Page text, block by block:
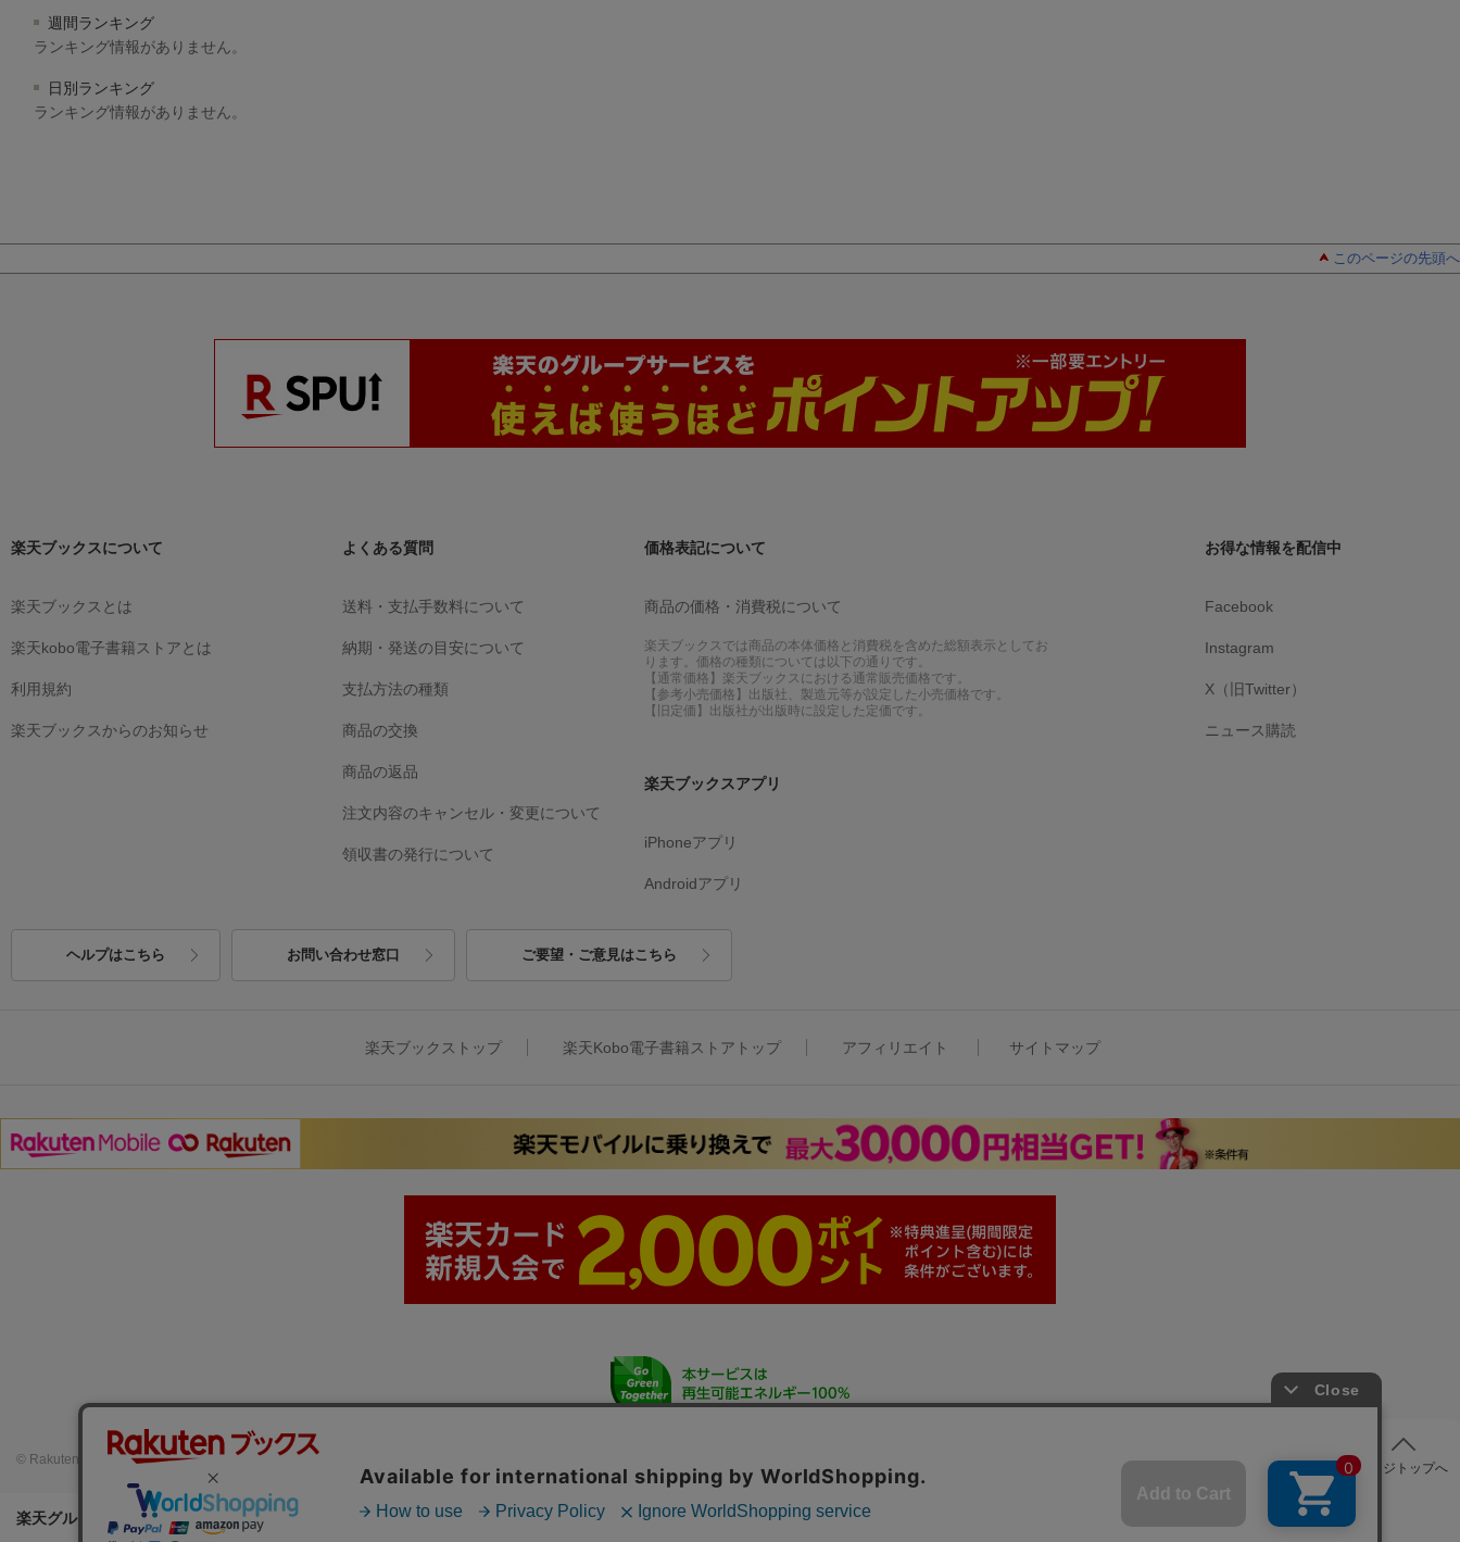
週間ランキング
ランキング情報がありません。
日別ランキング
ランキング情報がありません。
このページの先頭へ
楽天ブックスについて
楽天ブックスとは
楽天kobo電子書籍ストアとは
利用規約
楽天ブックスからのお知らせ
よくある質問
送料・支払手数料について
納期・発送の目安について
支払方法の種類
商品の交換
商品の返品
注文内容のキャンセル・変更について
領収書の発行について
価格表記について
商品の価格・消費税について
楽天ブックスでは商品の本体価格と消費税を含めた総額表示としてお
ります。価格の種類については以下の通りです。
【通常価格】楽天ブックスにおける通常販売価格です。
【参考小売価格】出版社、製造元等が設定した小売価格です。
【旧定価】出版社が出版時に設定した定価です。
楽天ブックスアプリ
iPhoneアプリ
Androidアプリ
お得な情報を配信中
Facebook
Instagram
X（旧Twitter）
ニュース購読
ヘルプはこちら お問い合わせ窓口 ご要望・ご意見はこちら
楽天ブックストップ 楽天Kobo電子書籍ストアトップ アフィリエイト サイトマップ
© Rakuten Group, Inc.
ページトップへ
楽天グループ